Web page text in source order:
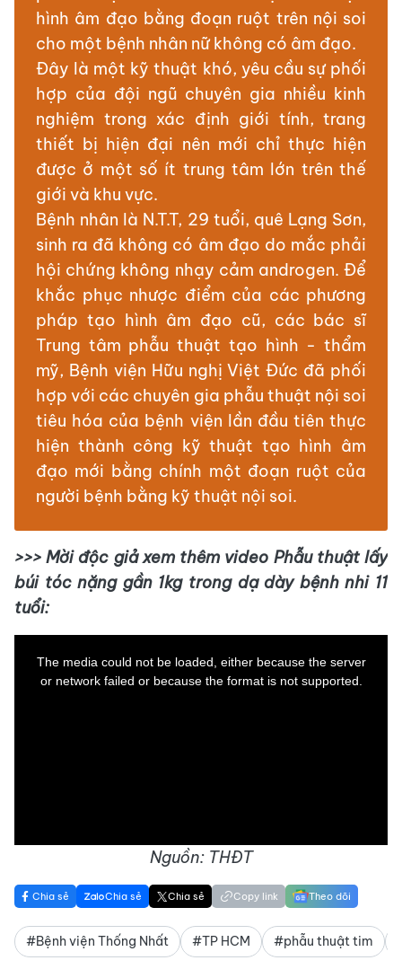
hình âm đạo bằng đoạn ruột trên nội soi
cho một bệnh nhân nữ không có âm đạo.
Đây là một kỹ thuật khó, yêu cầu sự phối
hợp của đội ngũ chuyên gia nhiều kinh
nghiệm trong xác định giới tính, trang
thiết bị hiện đại nên mới chỉ thực hiện
được ở một số ít trung tâm lớn trên thế
giới và khu vực.
Bệnh nhân là N.T.T, 29 tuổi, quê Lạng Sơn,
sinh ra đã không có âm đạo do mắc phải
hội chứng không nhạy cảm androgen. Để
khắc phục nhược điểm của các phương
pháp tạo hình âm đạo cũ, các bác sĩ
Trung tâm phẫu thuật tạo hình - thẩm
mỹ, Bệnh viện Hữu nghị Việt Đức đã phối
hợp với các chuyên gia phẫu thuật nội soi
tiêu hóa của bệnh viện lần đầu tiên thực
hiện thành công kỹ thuật tạo hình âm
đạo mới bằng chính một đoạn ruột của
người bệnh bằng kỹ thuật nội soi.
>>> Mời độc giả xem thêm video Phẫu thuật lấy
búi tóc nặng gần 1kg trong dạ dày bệnh nhi 11
tuổi:
The media could not be loaded, either because the server
or network failed or because the format is not supported.
Nguồn: THĐT
Chia sẻ Chia sẻ Chia sẻ Copy link Theo dõi
#Bệnh viện Thống Nhất #TP HCM #phẫu thuật tim